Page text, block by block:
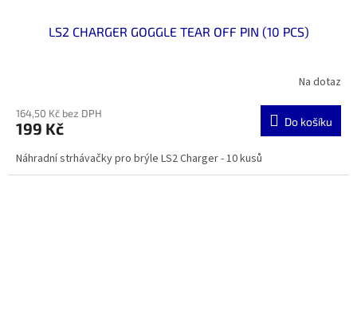
LS2 CHARGER GOGGLE TEAR OFF PIN (10 PCS)
Na dotaz
164,50 Kč bez DPH
199 Kč Do košíku
Náhradní strhávačky pro brýle LS2 Charger - 10 kusů